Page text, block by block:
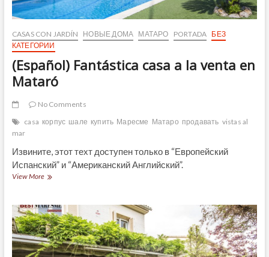
CASAS CON JARDÍN НОВЫЕ ДОМА МАТАРО PORTADA БЕЗ
КАТЕГОРИИ
(Español) Fantástica casa a la venta en
Mataró
No Comments
casa корпус шале купить Маресме Матаро продавать vistas al
mar
Извините, этот техт доступен только в “Европейский
Испанский” и “Американский Английский”.
View More(Español)
a
la
venta
en
Mataró